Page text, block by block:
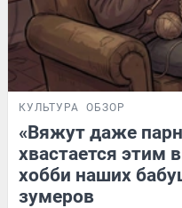
КУЛЬТУРА ОБЗОР
«Вяжут даже
хвастается этим
хобби наших
зумеров